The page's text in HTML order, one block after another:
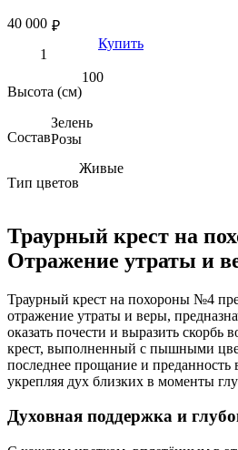
₽
40 000
Купить
Высота (см)
100
Состав
Зелень
Розы
Тип цветов
Живые
Траурный крест на
Отражение утраты и
Траурный крест на похороны №4
отражение утраты и веры,
оказать почести и выразить скорбь
крест, выполненный с пышными
последнее прощание и
укрепляя дух близких в моменты
Духовная поддержка и